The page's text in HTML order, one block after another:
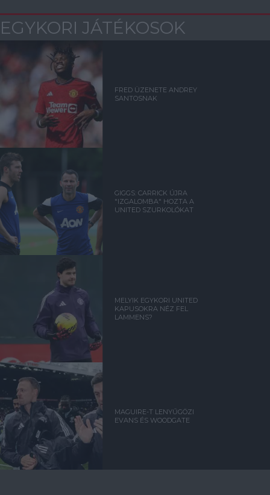
EGYKORI JÁTÉKOSOK
FRED ÜZENETE ANDREY
SANTOSNAK
GIGGS: CARRICK ÚJRA
"IZGALOMBA" HOZTA A
UNITED SZURKOLÓKAT
MELYIK EGYKORI UNITED
KAPUSOKRA NÉZ FEL
LAMMENS?
MAGUIRE-T LENYŰGÖZI
EVANS ÉS WOODGATE